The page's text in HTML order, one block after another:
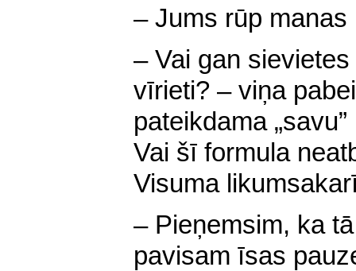
– Jums rūp
– Vai gan
vīrieti? – viņa
pateikdama
Vai šī formula
Visuma
– Pieņemsim, ka
pavisam īsas